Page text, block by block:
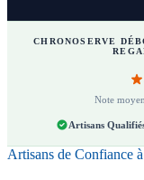
CHRONOSERVE
Note
Artisans
Artisans de Confiance